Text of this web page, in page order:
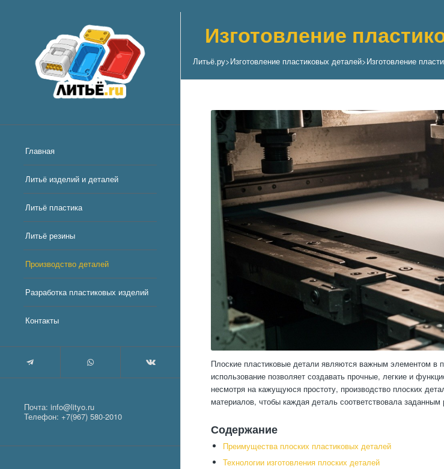
Главная
Литьё изделий и деталей
Литьё пластика
Литьё резины
Производство деталей
Разработка пластиковых изделий
Контакты
Почта: info@lityo.ru
Телефон: +7(967) 580-2010
Изготовление
Литьё.ру>Изготовление пластиковых деталей>Изготовление
Плоские пластиковые детали являются важным элементом в
использование позволяет создавать прочные, легкие и
несмотря на кажущуюся простоту, производство плоских
материалов, чтобы каждая деталь соответствовала заданным
Содержание
Преимущества плоских пластиковых деталей
Технологии изготовления плоских деталей